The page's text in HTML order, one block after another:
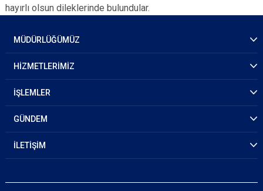
hayırlı olsun dileklerinde bulundular.
MÜDÜRLÜĞÜMÜZ
HİZMETLERİMİZ
İŞLEMLER
GÜNDEM
İLETİŞİM